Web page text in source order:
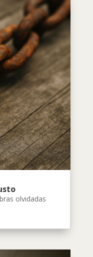
olvidadas